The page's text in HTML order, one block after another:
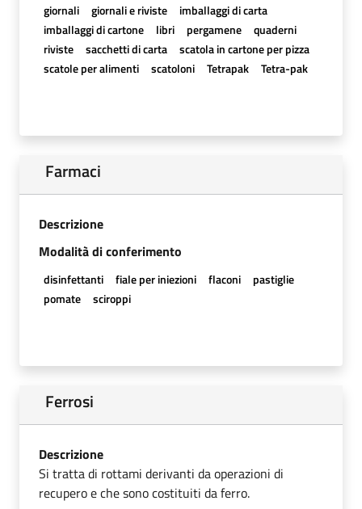
giornali
giornali e riviste
imballaggi di carta
imballaggi di cartone
libri pergamene
quaderni
riviste
sacchetti di carta
scatola in cartone per pizza
scatole per alimenti
scatoloni Tetrapak Tetra-pak
Farmaci
Descrizione
Modalità di conferimento
disinfettanti fiale per iniezioni flaconi
pastiglie
pomate
sciroppi
Ferrosi
Descrizione
Si tratta di rottami derivanti da operazioni di
recupero e che sono costituiti da ferro.